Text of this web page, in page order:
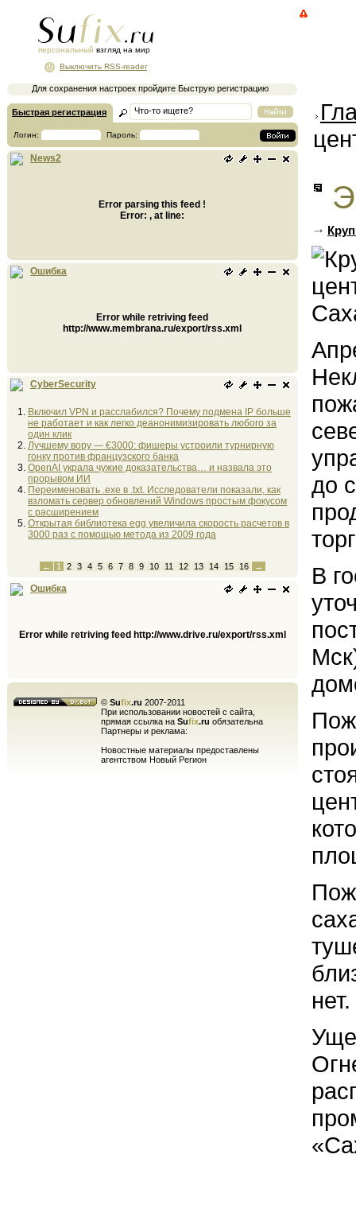
персональный взгляд на мир
Для сохранения настроек пройдите Быструю регистрацию
Выключить RSS-reader
Быстрая регистрация
Логин: Пароль:
News2
Error parsing this feed !
Error: , at line:
Ошибка
Error while retriving feed
http://www.membrana.ru/export/rss.xml
CyberSecurity
Включил VPN и расслабился? Почему подмена IP больше
не работает и как легко деанонимизировать любого за
один клик
Лучшему вору — €3000: фишеры устроили турнирную
гонку против французского банка
OpenAI украла чужие доказательства… и назвала это
прорывом ИИ
Переименовать .exe в .txt. Исследователи показали, как
взломать сервер обновлений Windows простым фокусом
с расширением
Открытая библиотека egg увеличила скорость расчетов в
3000 раз с помощью метода из 2009 года
← 1 2 3 4 5 6 7 8 9 10 11 12 13 14 15 16 →
Ошибка
Error while retriving feed http://www.drive.ru/export/rss.xml
© Sufix.ru 2007-2011
При использовании новостей с сайта,
прямая ссылка на Sufix.ru обязательна
Партнеры и реклама:
Новостные материалы предоставлены
агентством Новый Регион
до
В
нет.